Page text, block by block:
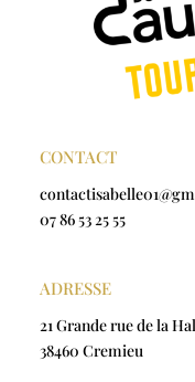
CONTACT
07 86 53 25 55
ADRESSE
21 Grande rue de la
38460 Cremieu